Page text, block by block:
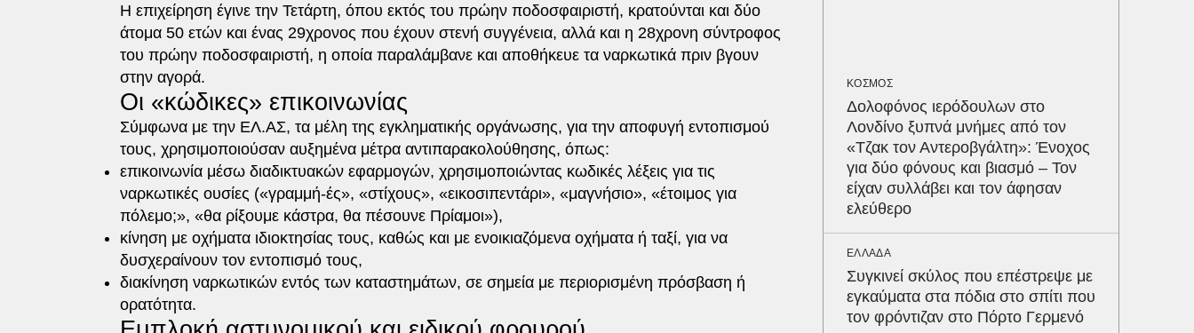
Η επιχείρηση έγινε την Τετάρτη, όπου εκτός του πρώην ποδοσφαιριστή, κρατούνται και δύο
άτομα 50 ετών και ένας 29χρονος που έχουν στενή συγγένεια, αλλά και η 28χρονη σύντροφος
του πρώην ποδοσφαιριστή, η οποία παραλάμβανε και αποθήκευε τα ναρκωτικά πριν βγουν
στην αγορά.
Οι «κώδικες» επικοινωνίας
Σύμφωνα με την ΕΛ.ΑΣ, τα μέλη της εγκληματικής οργάνωσης, για την αποφυγή εντοπισμού
τους, χρησιμοποιούσαν αυξημένα μέτρα αντιπαρακολούθησης, όπως:
επικοινωνία μέσω διαδικτυακών εφαρμογών, χρησιμοποιώντας κωδικές λέξεις για τις
ναρκωτικές ουσίες («γραμμή-ές», «στίχους», «εικοσιπεντάρι», «μαγνήσιο», «έτοιμος για
πόλεμο;», «θα ρίξουμε κάστρα, θα πέσουνε Πρίαμοι»),
κίνηση με οχήματα ιδιοκτησίας τους, καθώς και με ενοικιαζόμενα οχήματα ή ταξί, για να
δυσχεραίνουν τον εντοπισμό τους,
διακίνηση ναρκωτικών εντός των καταστημάτων, σε σημεία με περιορισμένη πρόσβαση ή
ορατότητα.
ΚΟΣΜΟΣ
Δολοφόνος ιερόδουλων στο
Λονδίνο ξυπνά μνήμες από τον
«Τζακ τον Αντεροβγάλτη»: Ένοχος
για δύο φόνους και βιασμό – Τον
είχαν συλλάβει και τον άφησαν
ελεύθερο
ΕΛΛΑΔΑ
Συγκινεί σκύλος που επέστρεψε με
εγκαύματα στα πόδια στο σπίτι που
τον φρόντιζαν στο Πόρτο Γερμενό